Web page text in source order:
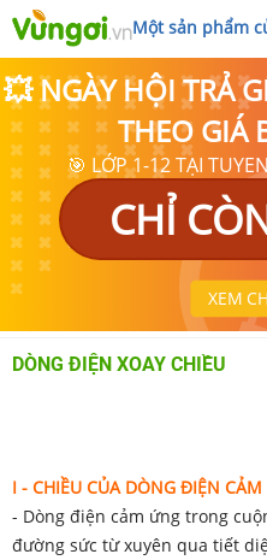
Một sản phẩm
💥 NGÀY HỘI TRẢ
THEO GIÁ
🎯 LỚP 1-12 TẠI
CHỈ
XEM
DÒNG ĐIỆN XOAY CHIỀU
I - CHIỀU CỦA DÒNG ĐIỆN
- Dòng điện cảm ứng trong
đường sức từ xuyên qua tiết